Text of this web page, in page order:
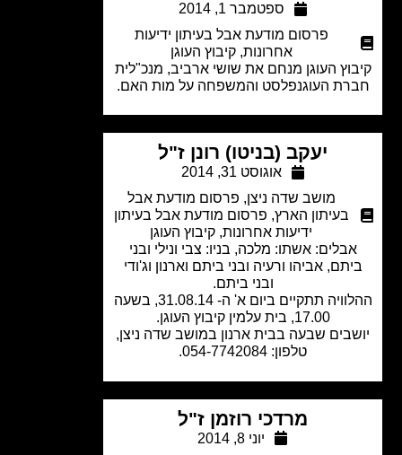
ספטמבר 1, 2014
פרסום מודעת אבל בעיתון ידיעות
אחרונות,קיבוץ העוגן
העוגן מנחם את שושי ארביב, מנכ"לית
העוגנפלסט והמשפחה על מות האם.
יעקב (בניטו) רונן ז"ל
אוגוסט 31, 2014
מושב שדה ניצן,פרסום מודעת אבל
בעיתון הארץ,פרסום מודעת אבל בעיתון
ידיעות אחרונות,קיבוץ העוגן
אשתו: מלכה, בניו: צבי ונילי ובני
אביהו ורעיה ובני ביתם וארנון וג'ודי
ובני ביתם.
ההלוויה תתקיים ביום א' ה- 31.08.14, בשעה
שבעה בבית ארנון במושב שדה ניצן,
מרדכי רוזמן ז"ל